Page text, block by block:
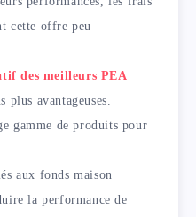
cette offre peu
des meilleurs PEA
plus avantageuses.
gamme de produits pour
aux fonds maison
la performance de